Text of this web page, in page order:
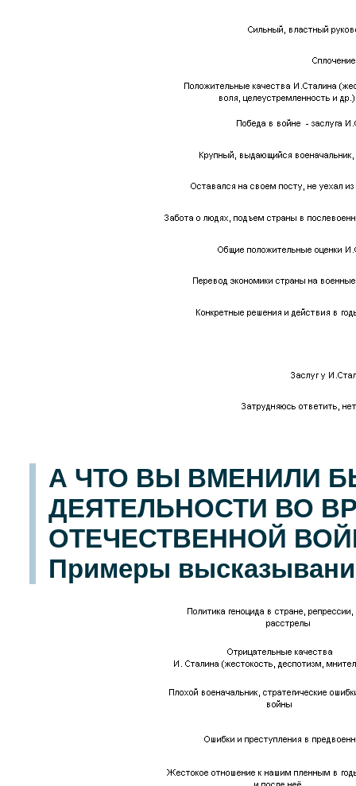
А ЧТО ВЫ ВМЕНИЛИ
ДЕЯТЕЛЬНОСТИ ВО
ОТЕЧЕСТВЕННОЙ
Примеры